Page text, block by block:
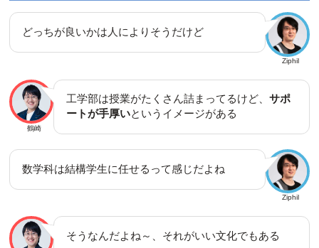
Ziphil
どっちが良いかは人によりそうだけど
鶴崎
工学部は授業がたくさん詰まってるけど、サポ
ートが手厚いというイメージがある
Ziphil
数学科は結構学生に任せるって感じだよね
そうなんだよね～、それがいい文化でもある